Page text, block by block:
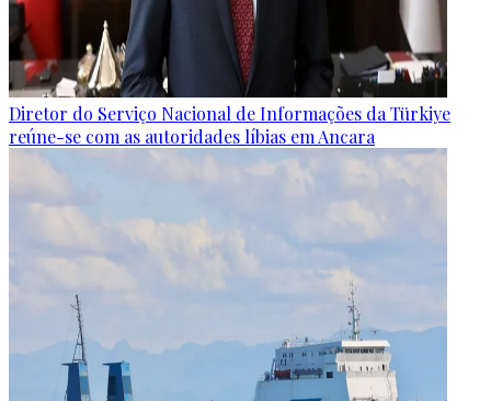
Diretor do Serviço Nacional de Informações da Türkiye
reúne-se com as autoridades líbias em Ancara